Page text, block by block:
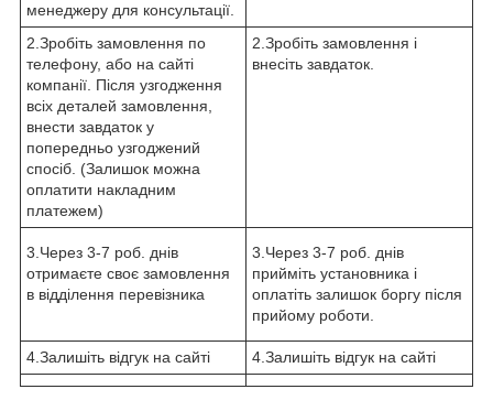
менеджеру для консультації.
2.Зробіть замовлення по
телефону, або на сайті
компанії. Після узгодження
всіх деталей замовлення,
внести завдаток у
попередньо узгоджений
спосіб. (Залишок можна
оплатити накладним
платежем)
2.Зробіть замовлення і
внесіть завдаток.
3.Через 3-7 роб. днів
отримаєте своє замовлення
в відділення перевізника
3.Через 3-7 роб. днів
прийміть установника і
оплатіть залишок боргу після
прийому роботи.
4.Залишіть відгук на сайті 4.Залишіть відгук на сайті